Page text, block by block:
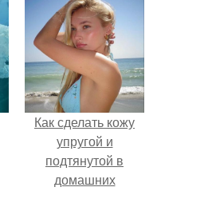
Как сделать кожу
упругой и
подтянутой в
домашних